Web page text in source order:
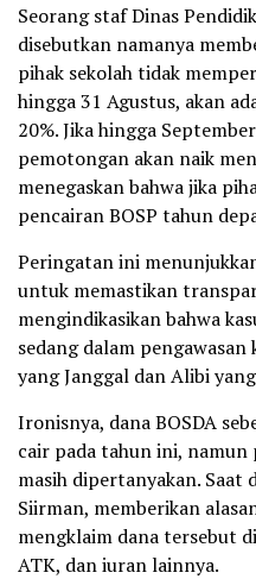
Seorang staf Dinas
disebutkan namanya
pihak sekolah tidak
hingga 31 Agustus, akan
20%. Jika hingga
pemotongan akan naik
menegaskan bahwa jika
pencairan BOSP tahun
Peringatan ini
untuk memastikan
mengindikasikan bahwa
sedang dalam
yang Janggal dan Alibi
Ironisnya, dana BOSDA
cair pada tahun ini,
masih dipertanyakan. Saat
Siirman, memberikan
mengklaim dana tersebut
ATK, dan iuran lainnya.